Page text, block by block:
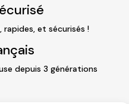
rapides, et sécurisés !
depuis 3 générations